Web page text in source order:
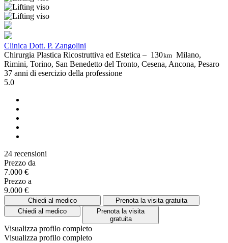
Clinica Dott. P. Zangolini
Chirurgia Plastica Ricostruttiva ed Estetica – 130km Milano,
Rimini, Torino, San Benedetto del Tronto, Cesena, Ancona, Pesaro
37 anni di esercizio della professione
5.0
24 recensioni
Prezzo da
7.000 €
Prezzo a
9.000 €
Chiedi al medico
Prenota la visita gratuita
Chiedi al medico
Prenota la visita
gratuita
Visualizza profilo completo
Visualizza profilo completo